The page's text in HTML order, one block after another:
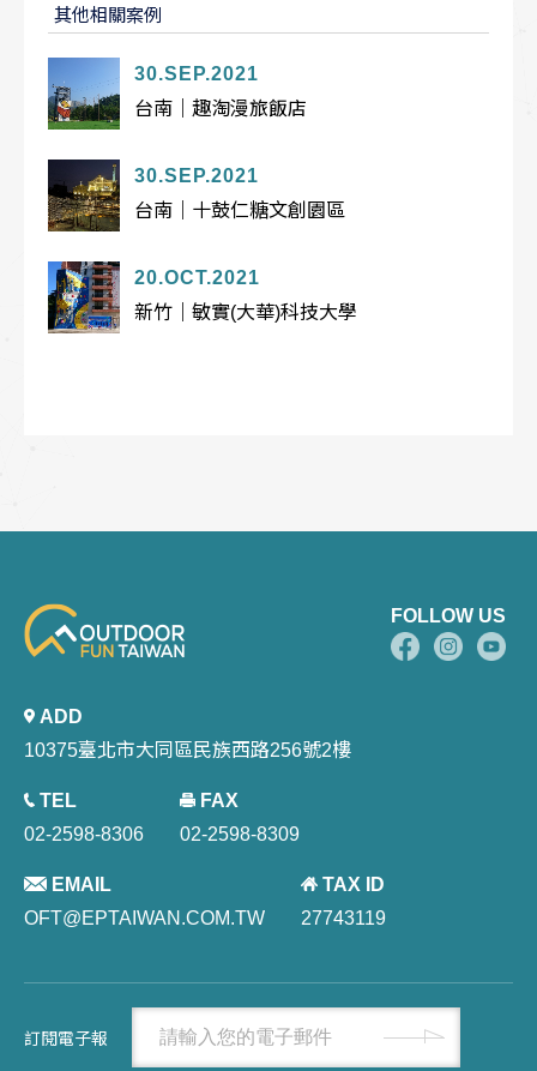
其他相關案例
30.SEP.2021
台南｜趣淘漫旅飯店
30.SEP.2021
台南｜十鼓仁糖文創園區
20.OCT.2021
新竹｜敏實(大華)科技大學
ADD
10375臺北市大同區民族西路256號2樓
TEL
02-2598-8306
FAX
02-2598-8309
EMAIL
OFT@EPTAIWAN.COM.TW
TAX ID
27743119
FOLLOW US
訂閱電子報